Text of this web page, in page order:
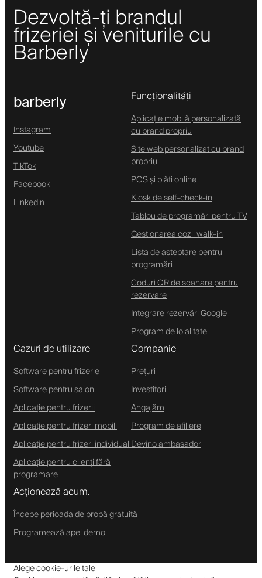
Dezvoltă-ți brandul
frizeriei și veniturile cu
Barberly
barberly
Instagram
Youtube
TikTok
Facebook
Linkedin
Funcționalități
Aplicație mobilă personalizată
cu brand propriu
Site web personalizat cu brand
propriu
POS și plăți online
Kiosk de self-check-in
Tablou de programări pentru TV
Gestionarea cozii walk-in
Lista de așteptare pentru
programări
Coduri QR de scanare pentru
rezervare
Integrare rezervări Google
Program de loialitate
Cazuri de utilizare
Software pentru frizerie
Software pentru salon
Aplicație pentru frizerii
Aplicație pentru frizeri mobili
Aplicație pentru frizeri individuali
Aplicație pentru clienți fără
programare
Companie
Prețuri
Investitori
Angajăm
Program de afiliere
Devino ambasador
Acționează acum.
Începe perioada de probă gratuită
Programează apel demo
Alege cookie-urile tale